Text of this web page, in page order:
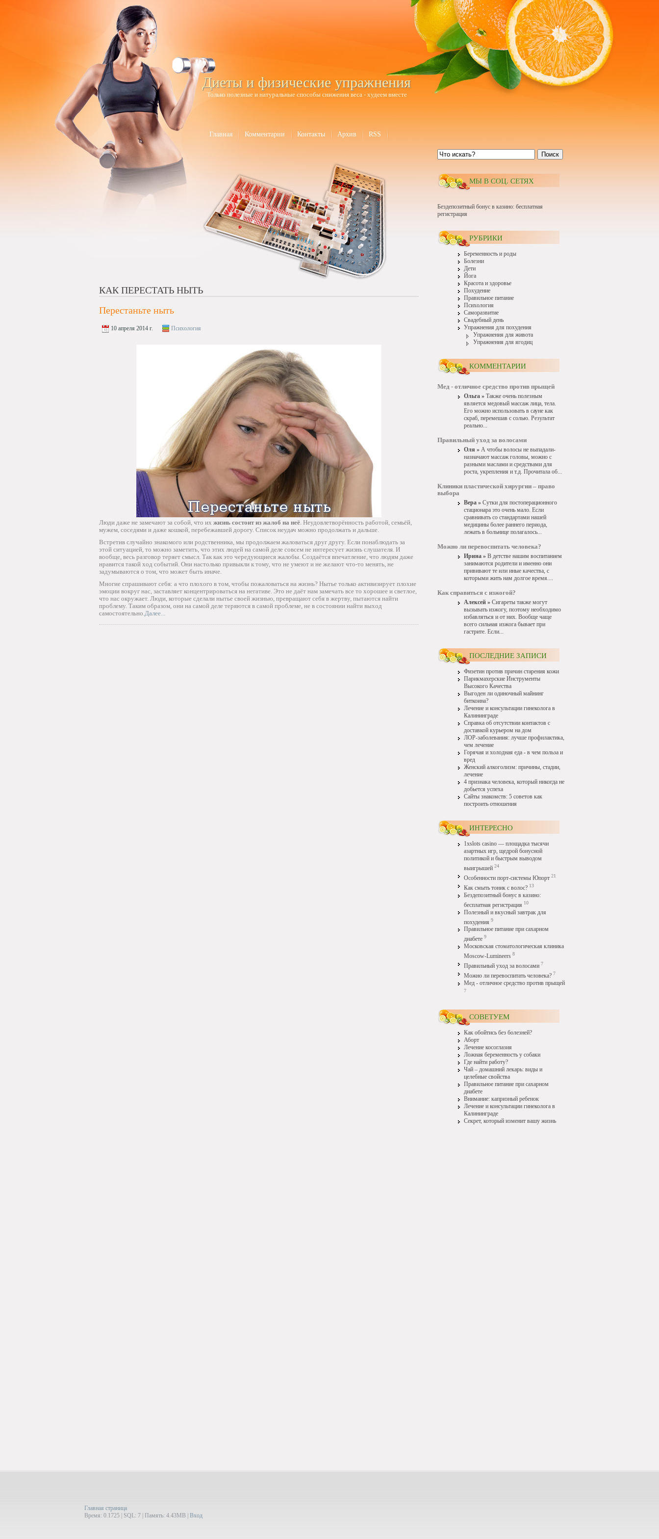
Диеты и физические упражнения
Только полезные и натуральные способы снижения веса - худеем вместе
Главная Комментарии Контакты Архив RSS
КАК ПЕРЕСТАТЬ НЫТЬ
Перестаньте ныть
10 апреля 2014 г. Психология
Люди даже не замечают за собой, что их жизнь состоит из жалоб на неё. Неудовлетворённость работой, семьёй,
мужем, соседями и даже кошкой, перебежавшей дорогу. Список неудач можно продолжать и дальше.
Встретив случайно знакомого или родственника, мы продолжаем жаловаться друг другу. Если понаблюдать за
этой ситуацией, то можно заметить, что этих людей на самой деле совсем не интересует жизнь слушателя. И
вообще, весь разговор теряет смысл. Так как это чередующиеся жалобы. Создаётся впечатление, что людям даже
нравится такой ход событий. Они настолько привыкли к тому, что не умеют и не желают что-то менять, не
задумываются о том, что может быть иначе.
Многие спрашивают себя: а что плохого в том, чтобы пожаловаться на жизнь? Нытье только активизирует плохие
эмоции вокруг нас, заставляет концентрироваться на негативе. Это не даёт нам замечать все то хорошее и светлое,
что нас окружает. Люди, которые сделали нытье своей жизнью, превращают себя в жертву, пытаются найти
проблему. Таким образом, они на самой деле теряются в самой проблеме, не в состоянии найти выход
самостоятельно.Далее...
Поиск
МЫ В СОЦ. СЕТЯХ
Бездепозитный бонус в казино: бесплатная
регистрация
РУБРИКИ
Беременность и роды
Болезни
Дети
Йога
Красота и здоровье
Похудение
Правильное питание
Психология
Саморазвитие
Свадебный день
Упражнения для похудения
Упражнения для живота
Упражнения для ягодиц
КОММЕНТАРИИ
Мед - отличное средство против прыщей
Ольга » Также очень полезным
является медовый массаж лица, тела.
Его можно использовать в сауне как
скраб, перемешав с солью. Результат
реально...
Правильный уход за волосами
Оля » А чтобы волосы не выпадали-
назначают массаж головы, можно с
разными маслами и средствами для
роста, укрепления и т.д. Прочитала об...
Клиники пластической хирургии – право
выбора
Вера » Сутки для постоперационного
стационара это очень мало. Если
сравнивать со стандартами нашей
медицины более раннего периода,
лежать в больнице полагалось...
Можно ли перевоспитать человека?
Ирина » В детстве нашим воспитанием
занимаются родители и именно они
прививают те или иные качества, с
которыми жить нам долгое время....
Как справиться с изжогой?
Алексей » Сигареты также могут
вызывать изжогу, поэтому необходимо
избавляться и от них. Вообще чаще
всего сильная изжога бывает при
гастрите. Если...
ПОСЛЕДНИЕ ЗАПИСИ
Физетин против причин старения кожи
Парикмахерские Инструменты
Высокого Качества
Выгоден ли одиночный майнинг
биткоина?
Лечение и консультации гинеколога в
Калининграде
Справка об отсутствии контактов с
доставкой курьером на дом
ЛОР-заболевания: лучше профилактика,
чем лечение
Горячая и холодная еда - в чем польза и
вред
Женский алкоголизм: причины, стадии,
лечение
4 признака человека, который никогда не
добьется успеха
Сайты знакомств: 5 советов как
построить отношения
ИНТЕРЕСНО
1xslots casino — площадка тысячи
азартных игр, щедрой бонусной
политикой и быстрым выводом
выигрышей 24
Особенности порт-системы Юпорт 21
Как смыть тоник с волос? 13
Бездепозитный бонус в казино:
бесплатная регистрация 10
Полезный и вкусный завтрак для
похудения 9
Правильное питание при сахарном
диабете 9
Московская стоматологическая клиника
Moscow-Lumineers 8
Правильный уход за волосами 7
Можно ли перевоспитать человека? 7
Мед - отличное средство против прыщей
7
СОВЕТУЕМ
Как обойтись без болезней?
Аборт
Лечение косоглазия
Ложная беременность у собаки
Где найти работу?
Чай – домашний лекарь: виды и
целебные свойства
Правильное питание при сахарном
диабете
Внимание: капризный ребенок
Лечение и консультации гинеколога в
Калининграде
Секрет, который изменит вашу жизнь
Главная страница
Время: 0.1725 | SQL: 7 | Память: 4.43MB Вход